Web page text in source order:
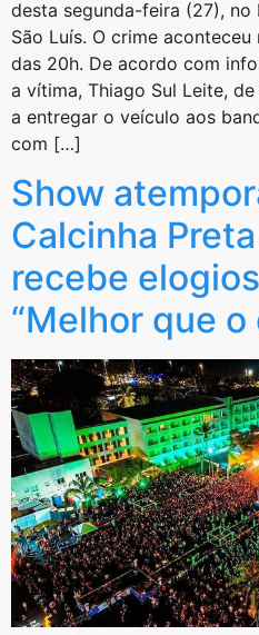
desta segunda-feira (27),
São Luís. O crime
das 20h. De acordo com
a vítima, Thiago Sul Leite,
a entregar o veículo aos
com […]
Show
Calcinha
recebe
“Melhor que o